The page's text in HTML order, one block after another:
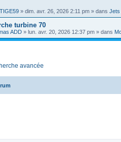
» dim. avr. 26, 2026 2:11 pm » dans Jets
turbine 70
ADD » lun. avr. 20, 2026 12:37 pm » dans
avancée